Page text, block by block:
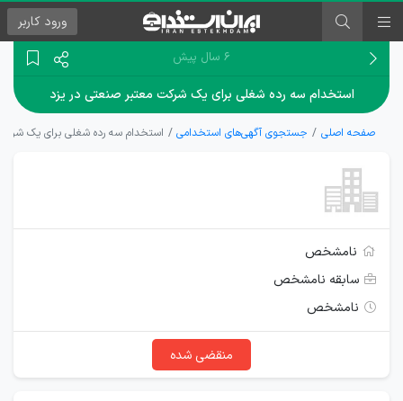
ورود کاربر
۶ سال پیش
استخدام سه رده شغلی برای یک شرکت معتبر صنعتی در یزد
صفحه اصلی جستجوی آگهی‌های استخدامی استخدام سه رده شغلی برای یک
نامشخص
سابقه نامشخص
نامشخص
منقضی شده